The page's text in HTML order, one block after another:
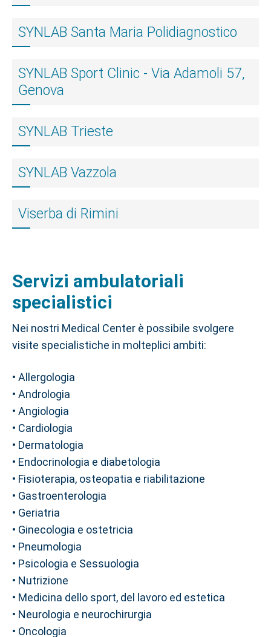
SYNLAB Santa Maria Polidiagnostico
SYNLAB Sport Clinic - Via Adamoli 57,
Genova
SYNLAB Trieste
SYNLAB Vazzola
Viserba di Rimini
Servizi ambulatoriali
specialistici
Nei nostri Medical Center è possibile svolgere
visite specialistiche in molteplici ambiti:
• Allergologia
• Andrologia
• Angiologia
• Cardiologia
• Dermatologia
• Endocrinologia e diabetologia
• Fisioterapia, osteopatia e riabilitazione
• Gastroenterologia
• Geriatria
• Ginecologia e ostetricia
• Pneumologia
• Psicologia e Sessuologia
• Nutrizione
• Medicina dello sport, del lavoro ed estetica
• Neurologia e neurochirurgia
• Oncologia